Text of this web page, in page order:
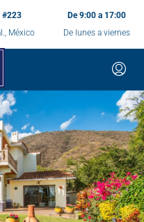
#223
México
De 9:00 a 17:00
De lunes a viernes